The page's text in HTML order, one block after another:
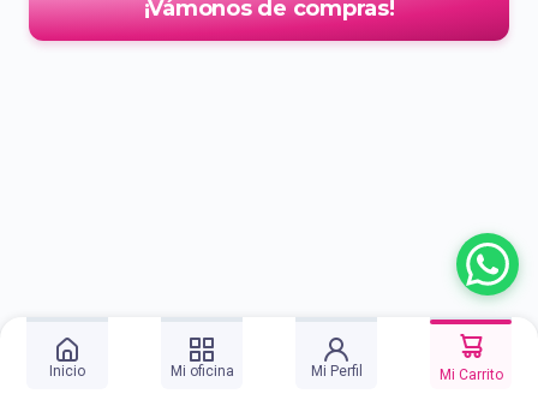
¡Vámonos de compras!
Inicio Mi oficina Mi Perfil Mi Carrito